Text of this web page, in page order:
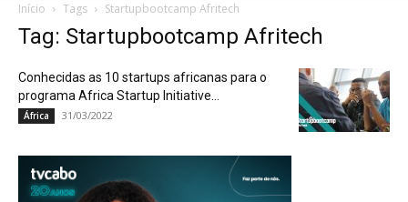
Início Tags Startupbootcamp Afritech
Tag: Startupbootcamp Afritech
Conhecidas as 10 startups africanas para o
programa Africa Startup Initiative...
África 31/03/2022